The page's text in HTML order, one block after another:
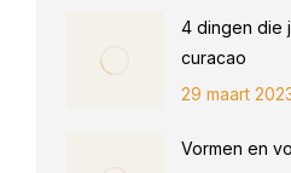
4 dingen die
curacao
29 maart
Vormen en